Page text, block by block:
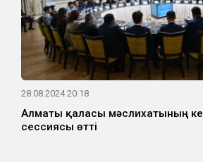
28.08.2024 20:18
Алматы қаласы мәслихатының
сессиясы өтті